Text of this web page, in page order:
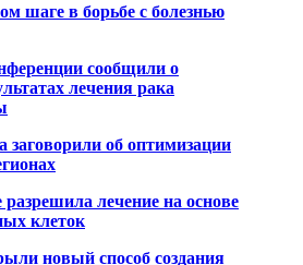
шаге в борьбе с болезнью
сообщили о
лечения рака
заговорили об оптимизации
лечение на основе
клеток
новый способ создания